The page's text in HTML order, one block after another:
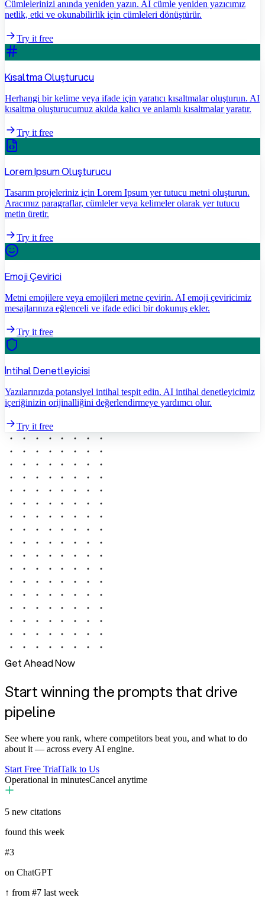
Cümlelerinizi anında yeniden yazın. AI cümle yeniden yazıcımız
netlik, etki ve okunabilirlik için cümleleri dönüştürür.
Try it free
Kısaltma Oluşturucu
Herhangi bir kelime veya ifade için yaratıcı kısaltmalar oluşturun. AI
kısaltma oluşturucumuz akılda kalıcı ve anlamlı kısaltmalar yaratır.
Try it free
Lorem Ipsum Oluşturucu
Tasarım projeleriniz için Lorem Ipsum yer tutucu metni oluşturun.
Aracımız paragraflar, cümleler veya kelimeler olarak yer tutucu
metin üretir.
Try it free
Emoji Çevirici
Metni emojilere veya emojileri metne çevirin. AI emoji çeviricimiz
mesajlarınıza eğlenceli ve ifade edici bir dokunuş ekler.
Try it free
İntihal Denetleyicisi
Yazılarınızda potansiyel intihal tespit edin. AI intihal denetleyicimiz
içeriğinizin orijinalliğini değerlendirmeye yardımcı olur.
Try it free
Get Ahead Now
Start winning the prompts that drive
pipeline
See where you rank, where competitors beat you, and what to do
about it — across every AI engine.
Start Free TrialTalk to Us
Operational in minutesCancel anytime
5 new citations
found this week
#3
on ChatGPT
↑ from #7 last week